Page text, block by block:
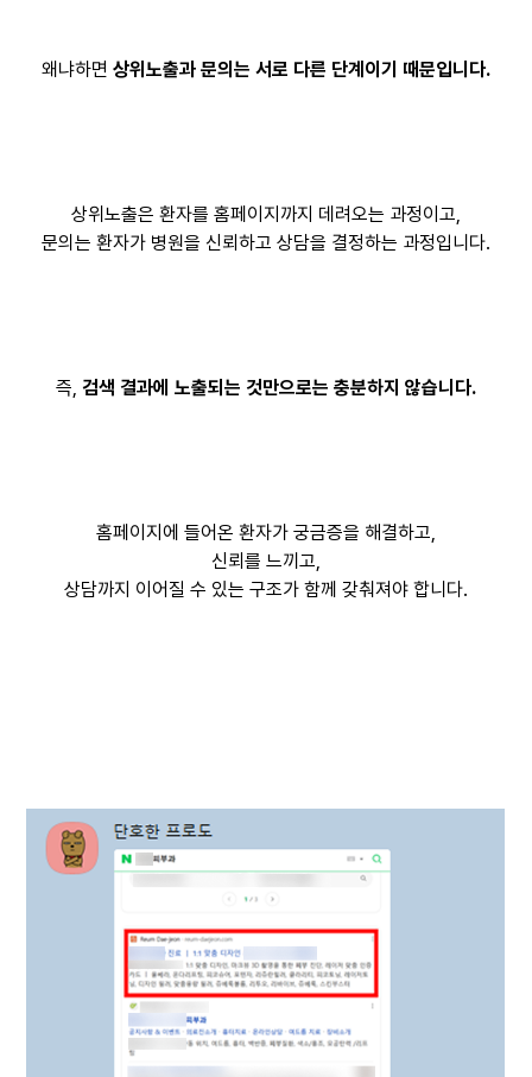
왜냐하면 상위노출과 문의는 서로 다른 단계이기 때문입니다.
상위노출은 환자를 홈페이지까지 데려오는 과정이고,
문의는 환자가 병원을 신뢰하고 상담을 결정하는 과정입니다.
즉, 검색 결과에 노출되는 것만으로는 충분하지 않습니다.
홈페이지에 들어온 환자가 궁금증을 해결하고,
신뢰를 느끼고,
상담까지 이어질 수 있는 구조가 함께 갖춰져야 합니다.